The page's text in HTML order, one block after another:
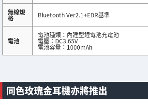
無線規
格 Bluetooth Ver2.1+EDR基準
電池
電池種類：內建型鋰電池充電池
電壓：DC3.65V
電池容量：1000mAh
同色玫瑰金耳機亦將推出